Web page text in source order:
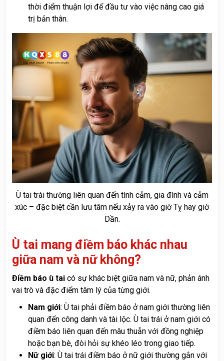
thời điểm thuận lợi để đầu tư vào việc nâng cao giá
trị bản thân.
Ù tai trái thường liên quan đến tình cảm, gia đình và cảm
xúc – đặc biệt cần lưu tâm nếu xảy ra vào giờ Tỵ hay giờ
Dần.
Ù tai mang điềm báo khác nhau
giữa nam và nữ không?
Điềm báo ù tai có sự khác biệt giữa nam và nữ, phản ánh
vai trò và đặc điểm tâm lý của từng giới.
Nam giới: Ù tai phải điềm báo ở nam giới thường liên
quan đến công danh và tài lộc. Ù tai trái ở nam giới có
điềm báo liên quan đến mâu thuẫn với đồng nghiệp
hoặc bạn bè, đòi hỏi sự khéo léo trong giao tiếp.
Nữ giới: Ù tai trái điềm báo ở nữ giới thường gắn với